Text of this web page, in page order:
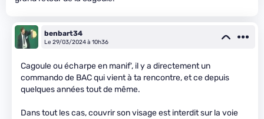
benbart34
Le 29/03/2024 à 10h36
Cagoule ou écharpe en manif', il y a directement un
commando de BAC qui vient à ta rencontre, et ce depuis
quelques années tout de même.
Dans tout les cas, couvrir son visage est interdit sur la voie